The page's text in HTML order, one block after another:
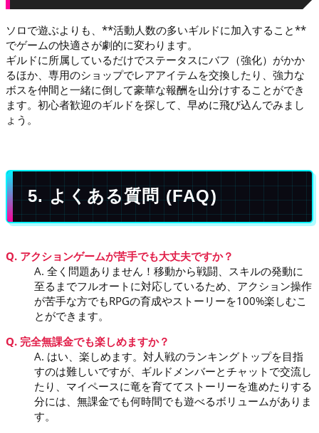
ソロで遊ぶよりも、**活動人数の多いギルドに加入すること**
でゲームの快適さが劇的に変わります。
ギルドに所属しているだけでステータスにバフ（強化）がかか
るほか、専用のショップでレアアイテムを交換したり、強力な
ボスを仲間と一緒に倒して豪華な報酬を山分けすることができ
ます。初心者歓迎のギルドを探して、早めに飛び込んでみまし
ょう。
5. よくある質問 (FAQ)
Q. アクションゲームが苦手でも大丈夫ですか？
A. 全く問題ありません！移動から戦闘、スキルの発動に
至るまでフルオートに対応しているため、アクション操作
が苦手な方でもRPGの育成やストーリーを100%楽しむこ
とができます。
Q. 完全無課金でも楽しめますか？
A. はい、楽しめます。対人戦のランキングトップを目指
すのは難しいですが、ギルドメンバーとチャットで交流し
たり、マイペースに竜を育ててストーリーを進めたりする
分には、無課金でも何時間でも遊べるボリュームがありま
す。